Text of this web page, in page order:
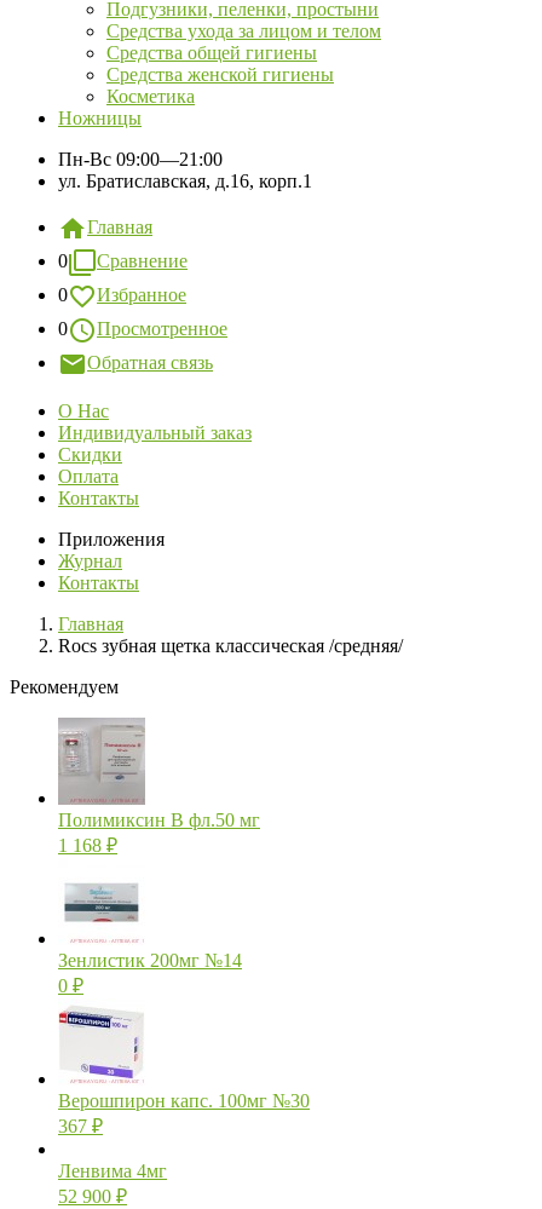
Подгузники, пеленки, простыни
Средства ухода за лицом и телом
Средства общей гигиены
Средства женской гигиены
Косметика
Ножницы
Пн-Вс 09:00—21:00
ул. Братиславская, д.16, корп.1
Главная
0
Сравнение
0
Избранное
0
Просмотренное
Обратная связь
О Нас
Индивидуальный заказ
Скидки
Оплата
Контакты
Приложения
Журнал
Контакты
Главная
Rocs зубная щетка классическая /средняя/
Рекомендуем
Полимиксин В фл.50 мг
1 168 ₽
Зенлистик 200мг №14
0 ₽
Верошпирон капс. 100мг №30
367 ₽
Ленвима 4мг
52 900 ₽